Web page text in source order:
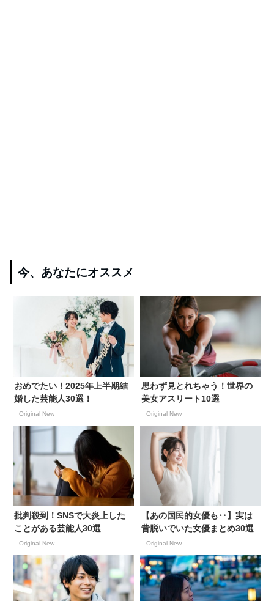
今、あなたにオススメ
おめでたい！2025年上半期結
婚した芸能人30選！
Original New
思わず見とれちゃう！世界の
美女アスリート10選
Original New
批判殺到！SNSで大炎上した
ことがある芸能人30選
Original New
【あの国民的女優も‥】実は
昔脱いでいた女優まとめ30選
Original New